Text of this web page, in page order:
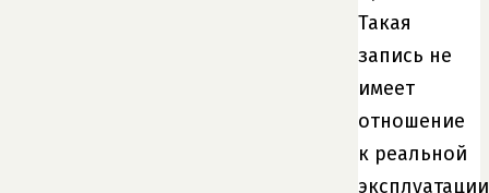
Такая
запись не
имеет
отношение
к реальной